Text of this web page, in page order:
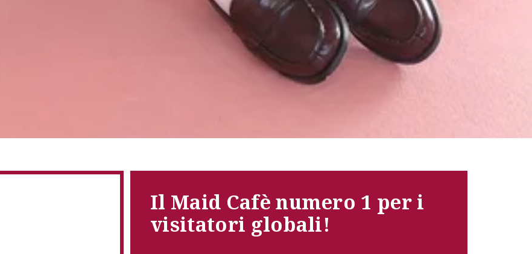
Il Maid Cafè numero 1 per i
visitatori globali!